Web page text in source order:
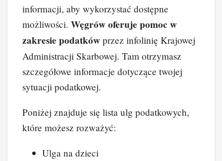
informacji, aby wykorzystać dostępne
możliwości. Węgrów oferuje pomoc w
zakresie podatków przez infolinię Krajowej
Administracji Skarbowej. Tam otrzymasz
szczegółowe informacje dotyczące twojej
sytuacji podatkowej.
Poniżej znajduje się lista ulg podatkowych,
które możesz rozważyć:
Ulga na dzieci